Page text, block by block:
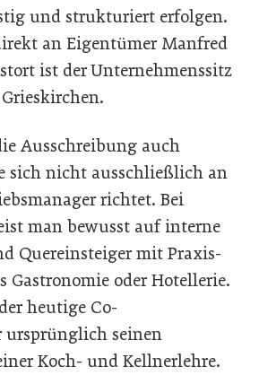
und strukturiert erfolgen.
an Eigentümer Manfred
ist der Unternehmenssitz
Ausschreibung auch
sich nicht ausschließlich an
richtet. Bei
man bewusst auf interne
Quereinsteiger mit Praxis-
Gastronomie oder Hotellerie.
heutige Co-
ursprünglich seinen
Koch- und Kellnerlehre.